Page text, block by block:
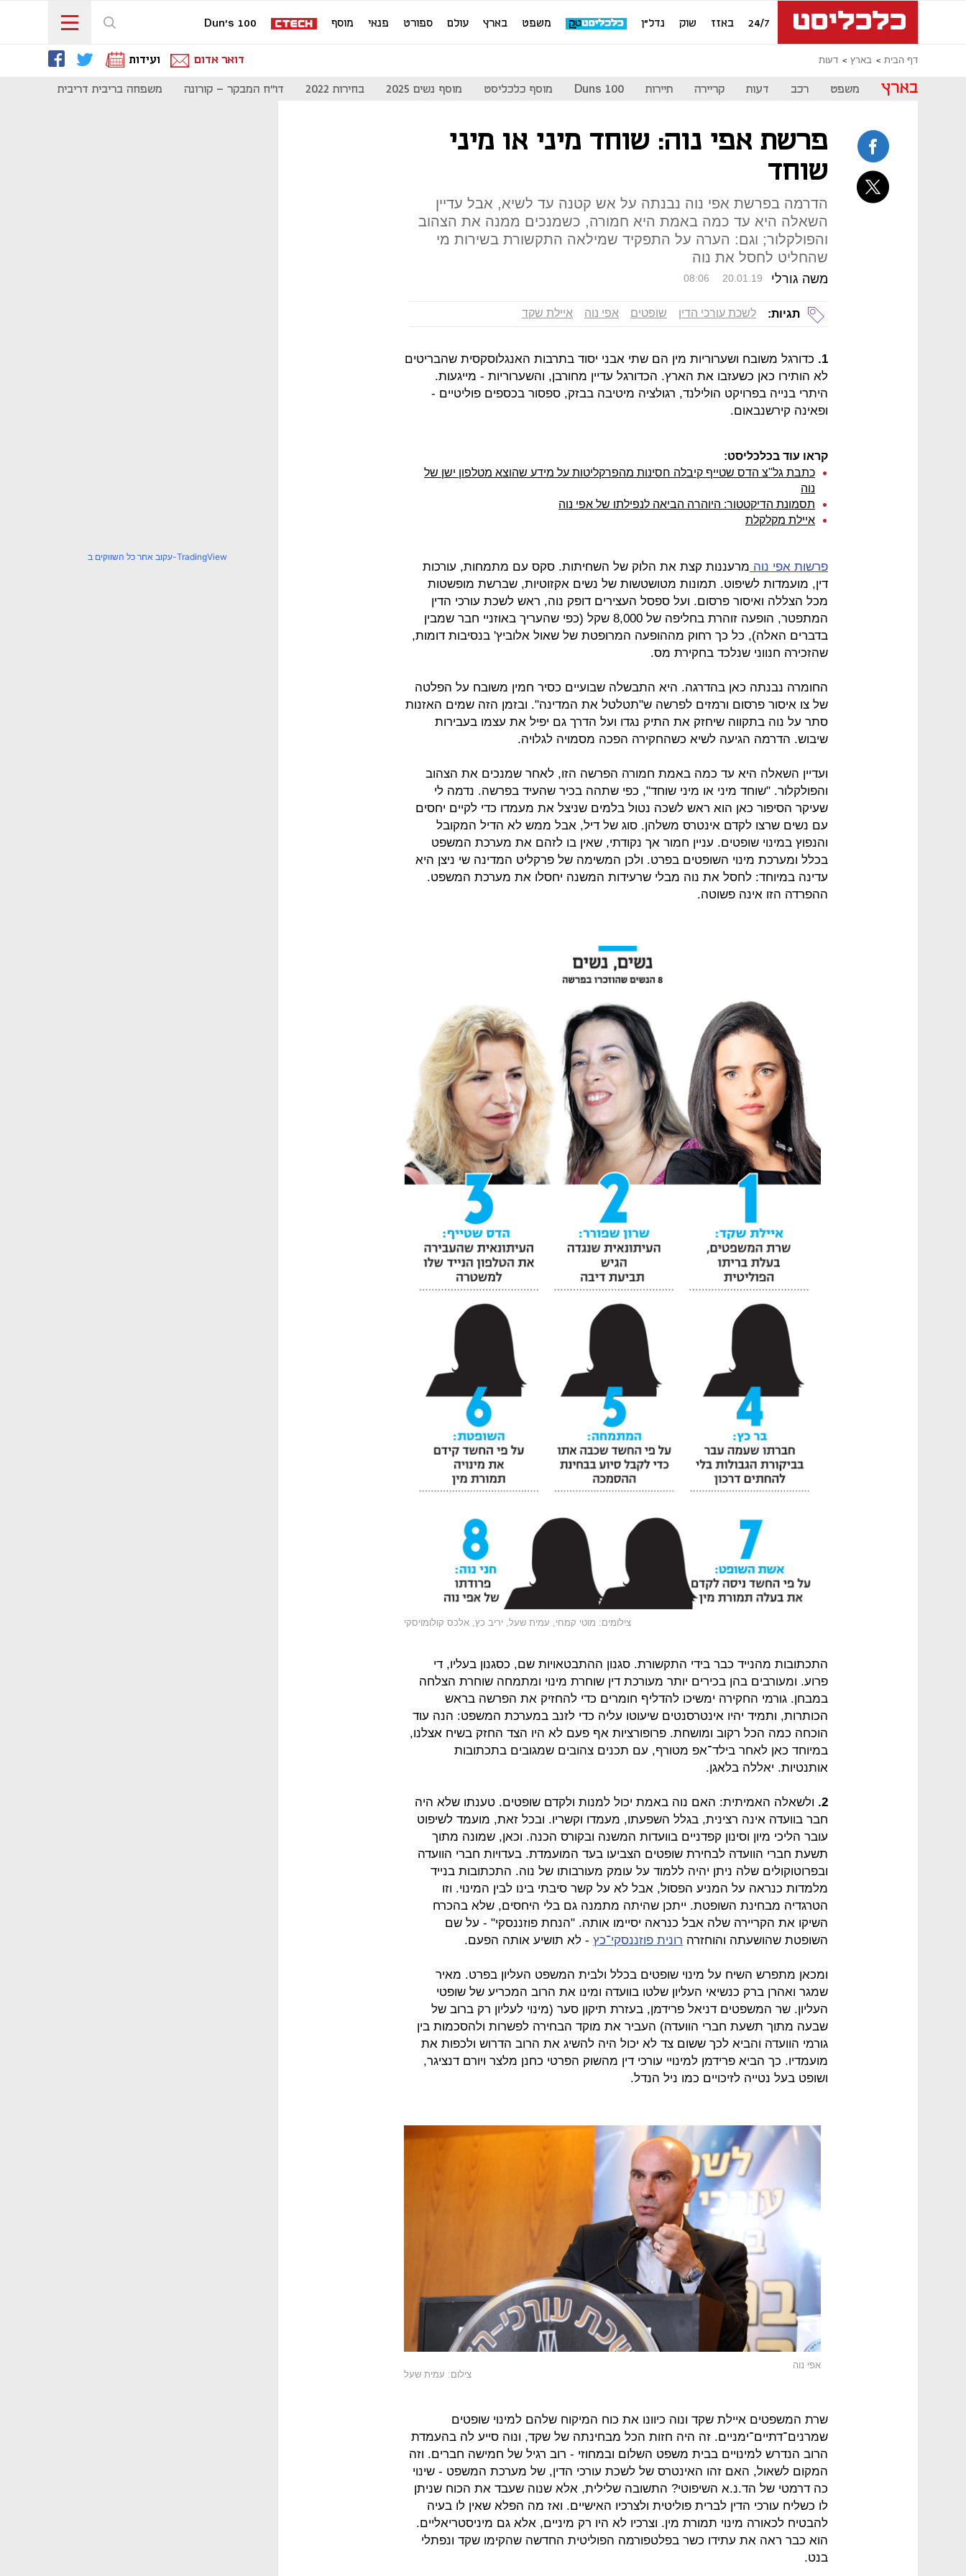
24/7 באזז שוק נדל"ן משפט בארץ עולם ספורט פנאי מוסף Dun's 100
דף הבית בארץ דעות דואר אדום ועידות
בארץ משפט רכב דעות קריירה תיירות Duns 100 מוסף כלכליסט מוסף נשים 2025 בחירות 2022 דו"ח המבקר - קורונה משפחה בריבית דריבית
פרשת אפי נוה: שוחד מיני או מיני
שוחד
הדרמה בפרשת אפי נוה נבנתה על אש קטנה עד לשיא, אבל עדיין
השאלה היא עד כמה באמת היא חמורה, כשמנכים ממנה את הצהוב
והפולקלור; וגם: הערה על התפקיד שמילאה התקשורת בשירות מי
שהחליט לחסל את נוה
משה גורלי 08:06 20.01.19
תגיות: לשכת עורכי הדין שופטים אפי נוה איילת שקד
1.
כדורגל משובח ושערוריות מין הם שתי אבני יסוד בתרבות האנגלוסקסית שהבריטים
לא הותירו כאן כשעזבו את הארץ. הכדורגל עדיין מחורבן, והשערוריות - מייגעות.
היתרי בנייה בפרויקט הולילנד, רגולציה מיטיבה בבזק, ספסור בכספים פוליטיים -
ופאינה קירשנבאום.
קראו עוד בכלכליסט:
כתבת גל"צ הדס שטייף קיבלה חסינות מהפרקליטות על מידע שהוצא מטלפון ישן של
נוה
תסמונת הדיקטטור: היוהרה הביאה לנפילתו של אפי נוה
איילת מקלקלת
פרשות אפי נוה מרעננות קצת את הלוק של השחיתות. סקס עם מתמחות, עורכות
דין, מועמדות לשיפוט. תמונות מטושטשות של נשים אקזוטיות, שברשת מופשטות
מכל הצללה ואיסור פרסום. ועל ספסל העצירים דופק נוה, ראש לשכת עורכי הדין
המתפטר, הופעה זוהרת בחליפה של 8,000 שקל (כפי שהעריך באוזניי חבר שמבין
בדברים האלה), כל כך רחוק מההופעה המרופטת של שאול אלוביץ' בנסיבות דומות,
שהזכירה חנווני שנלכד בחקירת מס.
החומרה נבנתה כאן בהדרגה. היא התבשלה שבועיים כסיר חמין משובח על הפלטה
של צו איסור פרסום ורמזים לפרשה ש"תטלטל את המדינה". ובזמן הזה שמים האזנות
סתר על נוה בתקווה שיחזק את התיק נגדו ועל הדרך גם יפיל את עצמו בעבירות
שיבוש. הדרמה הגיעה לשיא כשהחקירה הפכה מסמויה לגלויה.
ועדיין השאלה היא עד כמה באמת חמורה הפרשה הזו, לאחר שמנכים את הצהוב
והפולקלור. "שוחד מיני או מיני שוחד", כפי שתהה בכיר שהעיד בפרשה. נדמה לי
שעיקר הסיפור כאן הוא ראש לשכה נטול בלמים שניצל את מעמדו כדי לקיים יחסים
עם נשים שרצו לקדם אינטרס משלהן. סוג של דיל, אבל ממש לא הדיל המקובל
והנפוץ במינוי שופטים. עניין חמור אך נקודתי, שאין בו לזהם את מערכת המשפט
בכלל ומערכת מינוי השופטים בפרט. ולכן המשימה של פרקליט המדינה שי ניצן היא
עדינה במיוחד: לחסל את נוה מבלי שרעידות המשנה יחסלו את מערכת המשפט.
ההפרדה הזו אינה פשוטה.
צילומים: מוטי קמחי, עמית שעל, יריב כץ, אלכס קולומויסקי
התכתובות מהנייד כבר בידי התקשורת. סגנון ההתבטאויות שם, כסגנון בעליו, די
פרוע. ומעורבים בהן בכירים יותר מעורכת דין שוחרת מינוי ומתמחה שוחרת הצלחה
במבחן. גורמי החקירה ימשיכו להדליף חומרים כדי להחזיק את הפרשה בראש
הכותרות, ותמיד יהיו אינטרסנטים שיעוטו עליה כדי לזנב במערכת המשפט: הנה עוד
הוכחה כמה הכל רקוב ומושחת. פרופורציות אף פעם לא היו הצד החזק בשיח אצלנו,
במיוחד כאן לאחר בילד־אפ מטורף, עם תכנים צהובים שמגובים בתכתובות
אותנטיות. יאללה בלאגן.
2. ולשאלה האמיתית: האם נוה באמת יכול למנות ולקדם שופטים. טענתו שלא היה
חבר בוועדה אינה רצינית, בגלל השפעתו, מעמדו וקשריו. ובכל זאת, מועמד לשיפוט
עובר הליכי מיון וסינון קפדניים בוועדות המשנה ובקורס הכנה. וכאן, שמונה מתוך
תשעת חברי הוועדה לבחירת שופטים הצביעו בעד המועמדת. בעדויות חברי הוועדה
ובפרוטוקולים שלה ניתן יהיה ללמוד על עומק מעורבותו של נוה. התכתובות בנייד
מלמדות כנראה על המניע הפסול, אבל לא על קשר סיבתי בינו לבין המינוי. וזו
הטרגדיה מבחינת השופטת. ייתכן שהיתה מתמנה גם בלי היחסים, שלא בהכרח
השיקו את הקריירה שלה אבל כנראה יסיימו אותה. "הנחת פוזננסקי" - ­על שם
השופטת שהושעתה והוחזרה רונית פוזננסקי־כץ - לא תושיע אותה הפעם.
ומכאן מתפרש השיח על מינוי שופטים בכלל ולבית המשפט העליון בפרט. מאיר
שמגר ואהרן ברק כנשיאי העליון שלטו בוועדה ומינו את הרוב המכריע של שופטי
העליון. שר המשפטים דניאל פרידמן, בעזרת תיקון סער (מינוי לעליון רק ברוב של
שבעה מתוך תשעת חברי הוועדה) העביר את מוקד הבחירה לפשרות ולהסכמות בין
גורמי הוועדה והביא לכך ששום צד לא יכול היה להשיג את הרוב הדרוש ולכפות את
מועמדיו. כך הביא פרידמן למינויי עורכי דין מהשוק הפרטי כחנן מלצר ויורם דנציגר,
ושופט בעל נטייה לזיכויים כמו ניל הנדל.
אפי נוה
צילום: עמית שעל
שרת המשפטים איילת שקד ונוה כיוונו את כוח המיקוח שלהם למינוי שופטים
שמרנים־דתיים־ימניים. זה היה חזות הכל מבחינתה של שקד, ונוה סייע לה בהעמדת
הרוב הנדרש למינויים בבית משפט השלום ובמחוזי - רוב רגיל של חמישה חברים. וזה
המקום לשאול, האם זהו האינטרס של לשכת עורכי הדין, של מערכת המשפט - שינוי
כה דרמטי של הד.נ.א השיפוטי? התשובה שלילית, אלא שנוה שעבד את הכוח שניתן
לו כשליח עורכי הדין לברית פוליטית ולצרכיו האישיים. ואז מה הפלא שאין לו בעיה
להבטיח לכאורה מינוי תמורת מין. וצרכיו לא היו רק מיניים, אלא גם מיניסטריאליים.
הוא כבר ראה את עתידו כשר בפלטפורמה הפוליטית החדשה שהקימו שקד ונפתלי
בנט.
עקוב אחר כל השווקים ב-TradingView